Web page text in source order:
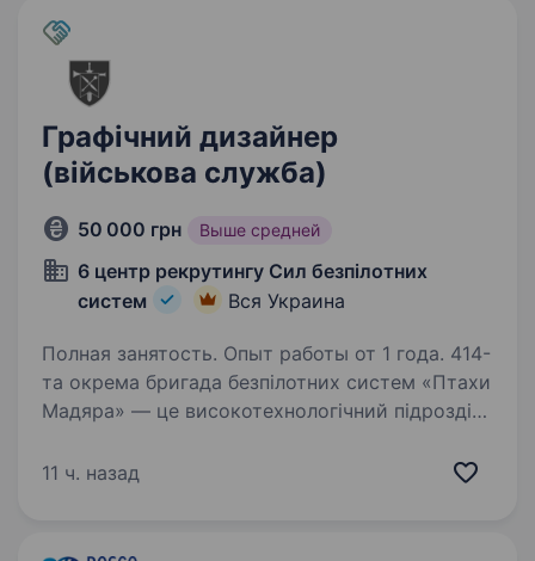
Графічний дизайнер
(військова служба)
50 000 грн Выше средней
6 центр рекрутингу Сил безпілотних
систем
Вся Украина
Полная занятость. Опыт работы от 1 года. 414-
та окрема бригада безпілотних систем «Птахи
Мадяра» — це високотехнологічний підрозділ
Сил України, що спеціалізується
11 ч. назад